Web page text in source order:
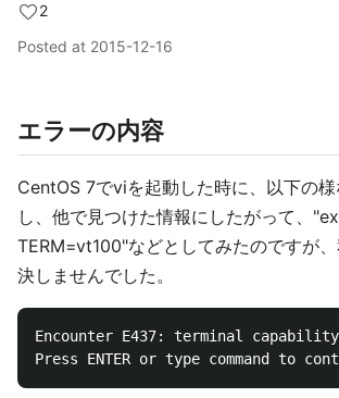
2
Posted at 2015-12-16
エラーの内容
CentOS 7でviを起動した時に、以下の
し、他で見つけた情報にしたがって、
TERM=vt100"などとしてみたのですが
決しませんでした。
Encounter E437: terminal